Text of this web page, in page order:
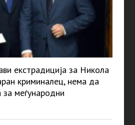
екстрадиција за Никола
криминалец, нема да
меѓународни